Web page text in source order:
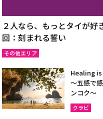
２人なら、もっとタイが好
回：刻まれる誓い
その他エリア
Healing
～五感で
ンコク～
クラビ